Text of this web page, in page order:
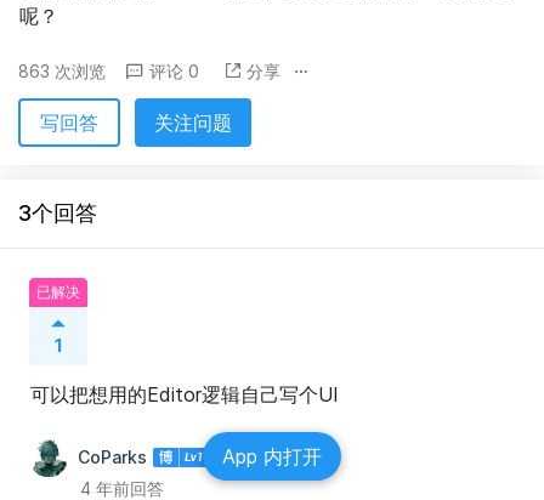
呢？
863 次浏览 评论 0 分享
写回答 关注问题
3个回答
已解决
1
可以把想用的Editor逻辑自己写个UI
CoParks
4 年前回答
App 内打开